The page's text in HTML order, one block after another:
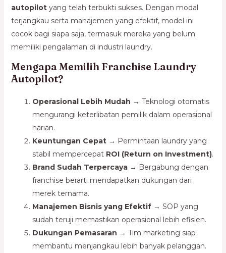
autopilotyang telah terbukti sukses. Dengan modal
terjangkau serta manajemen yang efektif, model ini
cocok bagi siapa saja, termasuk mereka yang belum
memiliki pengalaman di industri laundry.
Mengapa Memilih Franchise Laundry
Autopilot?
Operasional Lebih Mudah → Teknologi otomatis
mengurangi keterlibatan pemilik dalam operasional
harian.
Keuntungan Cepat→ Permintaan laundry yang
stabil mempercepat ROI (Return on Investment).
Brand Sudah Terpercaya→ Bergabung dengan
franchise berarti mendapatkan dukungan dari
merek ternama.
Manajemen Bisnis yang Efektif→ SOP yang
sudah teruji memastikan operasional lebih efisien.
Dukungan Pemasaran → Tim marketing siap
membantu menjangkau lebih banyak pelanggan.